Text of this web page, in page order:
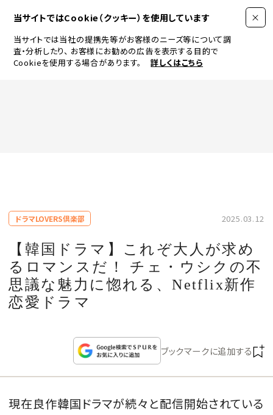
当サイトではCookie（クッキー）を使用しています
当サイトでは当社の提携先等がお客様のニーズ等について調
査・分析したり、 お客様にお勧めの広告を表示する目的で
Cookieを使用する場合があります。
詳しくはこちら
JEWELRY & WATCH
LIFESTYLE
CULTURE
COLLECTION
ドラマLOVERS倶楽部 2025.03.12
【韓国ドラマ】これぞ大人が求め
るロマンスだ！ チェ・ウシクの不
思議な魅力に惚れる、Netflix新作
恋愛ドラマ
ブックマークに追加する
現在良作韓国ドラマが続々と配信開始されている